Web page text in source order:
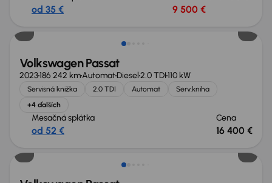
od 35 € 9 500 €
Možnosť odpočtu DPH
Volkswagen Passat
2023186 242 kmAutomatDiesel2.0 TDI110 kW
Servisná knižka 2.0 TDI Automat
Serv.kniha
+4 ďalších
Mesačná splátka
od 52 €
Cena
16 400 €
Zlacnené o 700 €